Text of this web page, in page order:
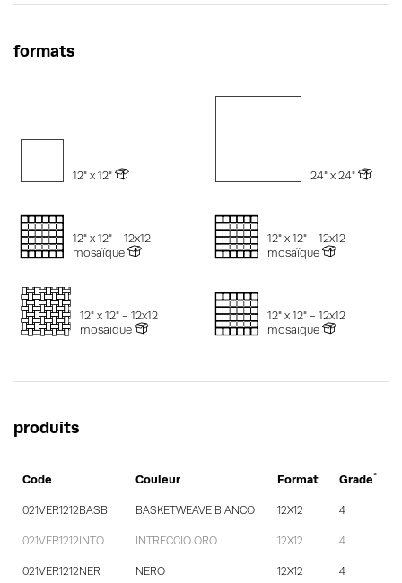
formats
12" x 12" 24" x 24"
12" x 12" - 12x12
mosaïque
12" x 12" - 12x12
mosaïque
12" x 12" - 12x12
mosaïque
12" x 12" - 12x12
mosaïque
produits
Code Couleur Format Grade*
021VER1212BASB BASKETWEAVE BIANCO 12X12 4
021VER1212INTO INTRECCIO ORO 12X12 4
021VER1212NER NERO 12X12 4